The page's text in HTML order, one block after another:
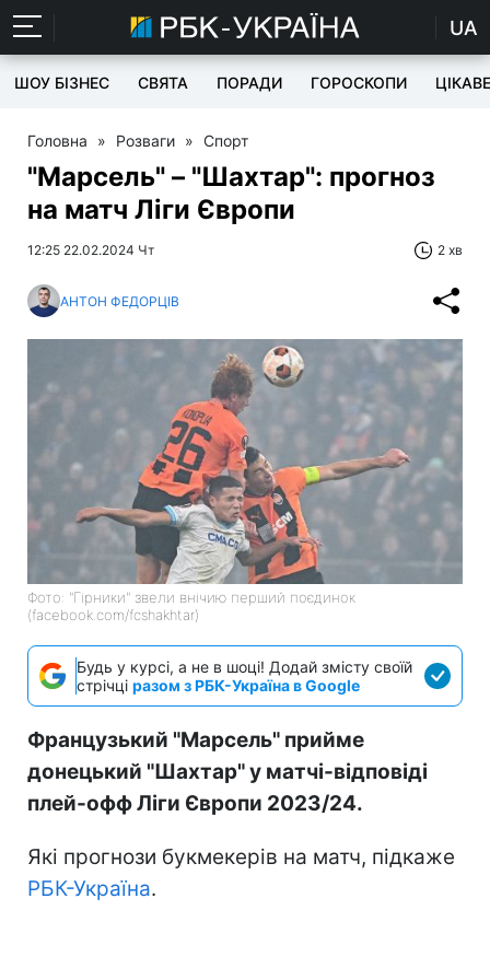
UA
ШОУ БІЗНЕС СВЯТА ПОРАДИ ГОРОСКОПИ ЦІКАВЕ
Головна » Розваги » Спорт
"Марсель" – "Шахтар": прогноз
на матч Ліги Європи
12:25 22.02.2024 Чт 2 хв
АНТОН ФЕДОРЦІВ
Фото: "Гірники" звели внічию перший поєдинок
(facebook.com/fcshakhtar)
Будь у курсі, а не в шоці! Додай змісту своїй
стрічці разом з РБК-Україна в Google
Французький "Марсель" прийме
донецький "Шахтар" у матчі-відповіді
плей-офф Ліги Європи 2023/24.
Які прогнози букмекерів на матч, підкаже
РБК-Україна.